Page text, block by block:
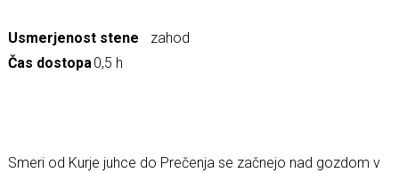
Usmerjenost stene
zahod
Čas dostopa0,5 h
Smeri od Kurje juhce do Prečenja se začnejo nad gozdom v